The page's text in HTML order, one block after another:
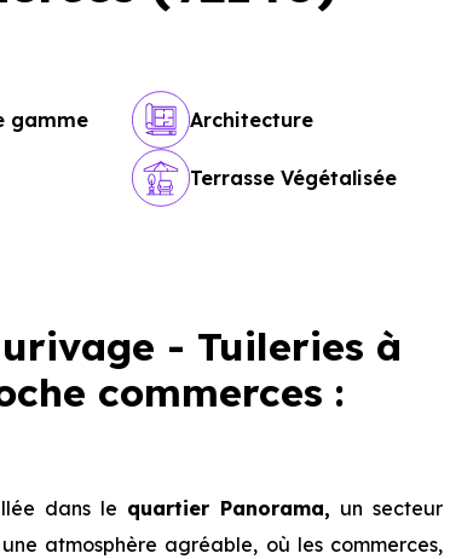
gamme Architecture
Terrasse Végétalisée
- Tuileries à
commerces :
dans le quartier Panorama, un
atmosphère agréable, où les